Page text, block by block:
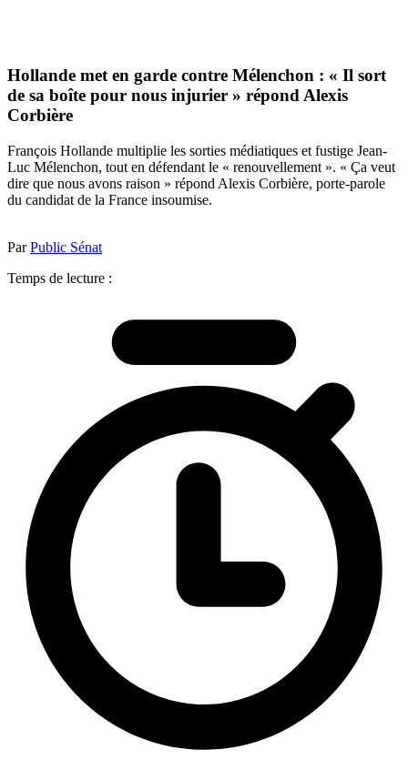
Hollande met en garde contre Mélenchon : « Il sort
de sa boîte pour nous injurier » répond Alexis
Corbière
François Hollande multiplie les sorties médiatiques et fustige Jean-
Luc Mélenchon, tout en défendant le « renouvellement ». « Ça veut
dire que nous avons raison » répond Alexis Corbière, porte-parole
du candidat de la France insoumise.
ParPublic Sénat
Temps de lecture :